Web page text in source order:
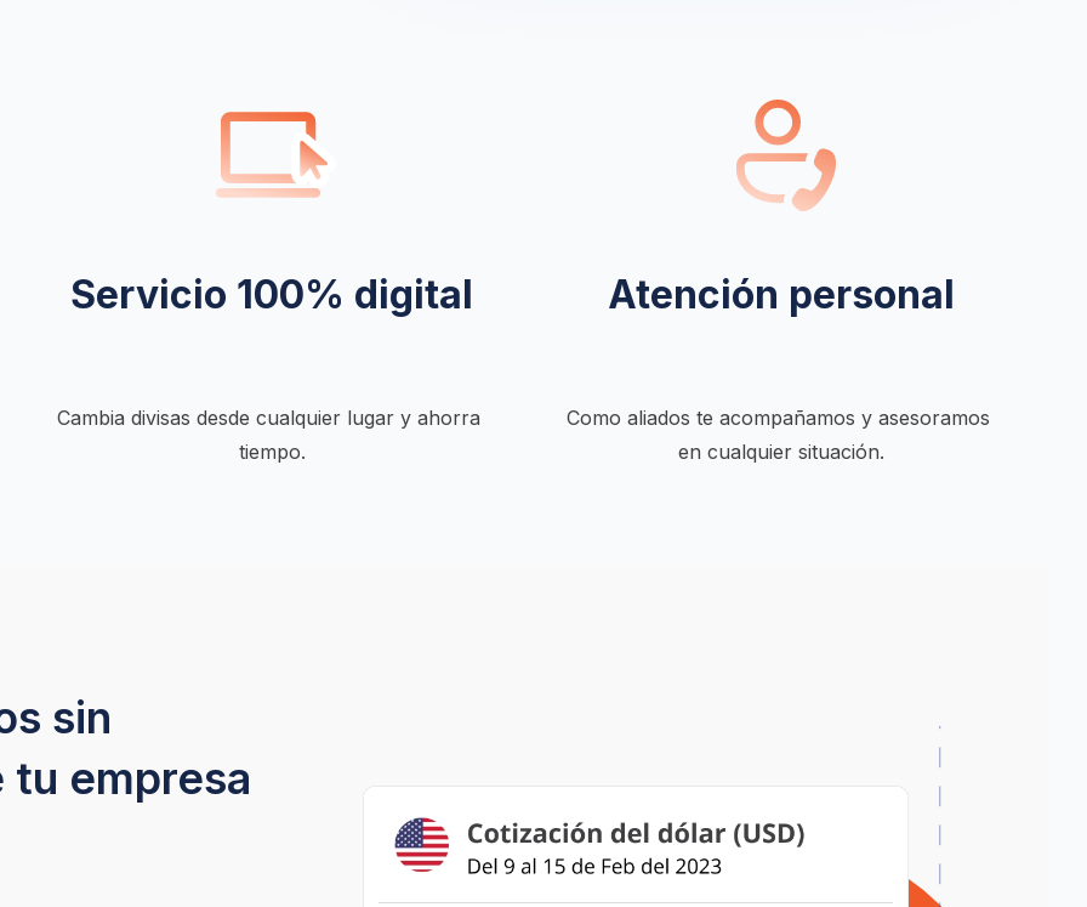
Servicio 100% digital
Cambia divisas desde cualquier lugar y ahorra
tiempo.
Atención personal
Como aliados te acompañamos y asesoramos
en cualquier situación.
sin
empresa